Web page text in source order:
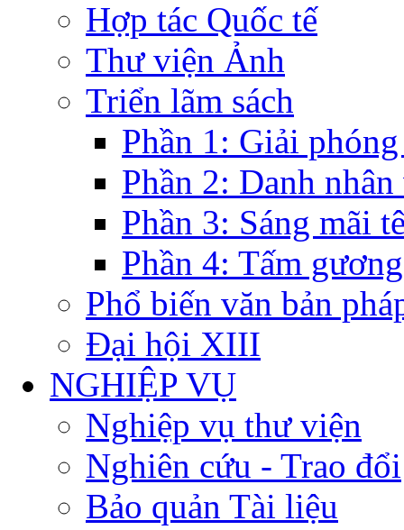
Hợp tác Quốc tế
Thư viện Ảnh
Triển lãm sách
Phần 1: Giải
Phần 2: Danh nhân
Phần 3: Sáng mãi
Phần 4: Tấm
Phổ biến văn bản
Đại hội XIII
NGHIỆP VỤ
Nghiệp vụ thư viện
Nghiên cứu - Trao đổi
Bảo quản Tài liệu